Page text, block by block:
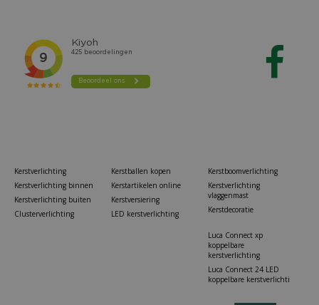
Kerstverlichting
Kerstverlichting binnen
Kerstverlichting buiten
Clusterverlichting
Kerstballen kopen
Kerstartikelen online
Kerstversiering
LED kerstverlichting
Kerstboomverlichting
Kerstverlichting
vlaggenmast
Kerstdecoratie
Luca Connect xp
koppelbare
kerstverlichting
Luca Connect 24 LED
koppelbare kerstverlichti